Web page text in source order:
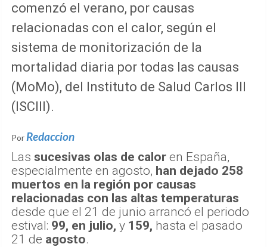
comenzó el verano, por causas
relacionadas con el calor, según el
sistema de monitorización de la
mortalidad diaria por todas las causas
(MoMo), del Instituto de Salud Carlos III
(ISCIII).
Por Redaccion
Las sucesivas olas de calor en España,
especialmente en agosto, han dejado 258
muertos en la región por causas
relacionadas con las altas temperaturas
desde que el 21 de junio arrancó el periodo
estival: 99, en julio, y 159, hasta el pasado
21 de agosto.